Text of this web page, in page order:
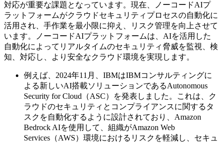
対応が重要な課題となっています。現在、ノーコードAIプ
ラットフォームがクラウドセキュリティプロセスの自動化に
活用され、手作業を最小限に抑え、リスク管理を向上させて
います。ノーコードAIプラットフォームは、AIを活用した
自動化によってリアルタイムのセキュリティ脅威を監視、検
知、対応し、より安全なクラウド環境を実現します。
例えば、2024年11月、IBMはIBMコンサルティングに
よる新しいAI搭載ソリューションであるAutonomous
Security for Cloud（ASC）を発表しました。これは、ク
ラウドのセキュリティとコンプライアンスに関するタ
スクを自動化するように設計されており、Amazon
Bedrock AIを使用して、組織がAmazon Web
Services（AWS）環境におけるリスクを軽減し、セキュ